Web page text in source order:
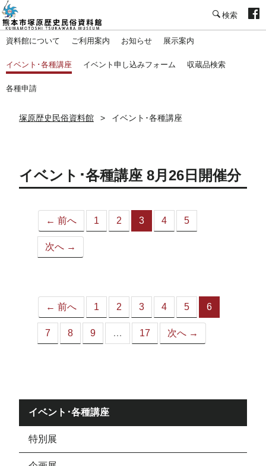
資料館について ご利用案内 お知らせ 展示案内
イベント･各種講座 イベント申し込みフォーム 収蔵品検索
各種申請
塚原歴史民俗資料館 イベント･各種講座
イベント･各種講座 8月26日開催分
← 前へ 1 2 3
（こ
4 5
次へ →
← 前へ 1 2 3 4 5 6
7 8 9 … 17 次へ →
イベント･各種講座
特別展